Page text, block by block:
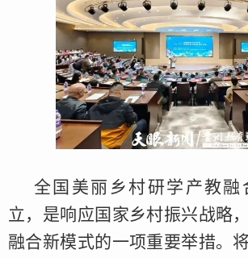
全国美丽乡村研学产教融
立，是响应国家乡村振兴战略
融合新模式的一项重要举措。